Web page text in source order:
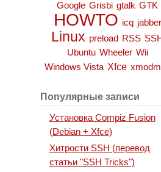
Google Grisbi gtalk GTK
HOWTO icq jabber
Linux preload RSS
Ubuntu Wheeler Wii
Windows Vista Xfce
Популярные записи
Установка Compiz Fusion
(Debian + Xfce)
Хитрости SSH (перевод
статьи "SSH Tricks")